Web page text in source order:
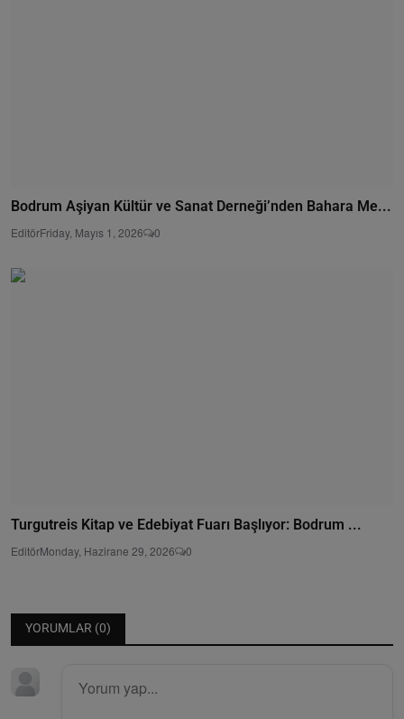
Bodrum Aşiyan Kültür ve Sanat Derneği’nden Bahara Me...
EditörFriday, Mayıs 1, 2026 0
Turgutreis Kitap ve Edebiyat Fuarı Başlıyor: Bodrum ...
EditörMonday, Hazirane 29, 2026 0
YORUMLAR (0)